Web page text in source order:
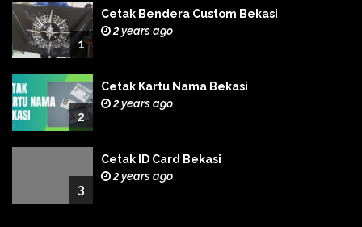
1
Cetak Bendera Custom Bekasi
2 years ago
2
Cetak Kartu Nama Bekasi
2 years ago
3
Cetak ID Card Bekasi
2 years ago